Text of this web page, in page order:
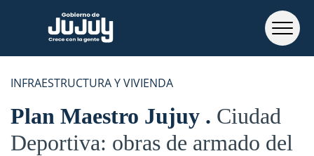
INFRAESTRUCTURA Y VIVIENDA
Plan Maestro Jujuy
Ciudad
Deportiva: obras de armado del